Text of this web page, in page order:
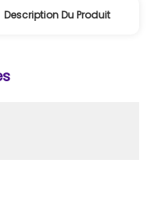
Description Du Produit